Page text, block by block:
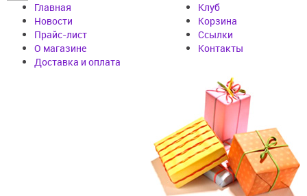
Главная
Новости
Прайс-лист
О магазине
Доставка и оплата
Клуб
Корзина
Cсылки
Контакты